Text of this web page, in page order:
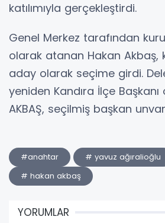
katılımıyla gerçekleştirdi.
Genel Merkez tarafından
olarak atanan Hakan Akbaş,
aday olarak seçime girdi.
yeniden Kandıra İlçe
AKBAŞ, seçilmiş başkan
#anahtar
# yavuz ağıralioğlu
# hakan akbaş
YORUMLAR